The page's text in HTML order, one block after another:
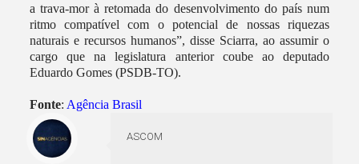
a trava-mor à retomada do desenvolvimento do país num
ritmo compatível com o potencial de nossas riquezas
naturais e recursos humanos”, disse Sciarra, ao assumir o
cargo que na legislatura anterior coube ao deputado
Eduardo Gomes (PSDB-TO).
Fonte: Agência Brasil
ASCOM